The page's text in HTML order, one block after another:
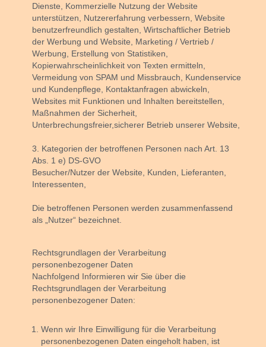
Dienste, Kommerzielle Nutzung der Website
unterstützen, Nutzererfahrung verbessern, Website
benutzerfreundlich gestalten, Wirtschaftlicher Betrieb
der Werbung und Website, Marketing / Vertrieb /
Werbung, Erstellung von Statistiken,
Kopierwahrscheinlichkeit von Texten ermitteln,
Vermeidung von SPAM und Missbrauch, Kundenservice
und Kundenpflege, Kontaktanfragen abwickeln,
Websites mit Funktionen und Inhalten bereitstellen,
Maßnahmen der Sicherheit,
Unterbrechungsfreier,sicherer Betrieb unserer Website,
3. Kategorien der betroffenen Personen nach Art. 13
Abs. 1 e) DS-GVO
Besucher/Nutzer der Website, Kunden, Lieferanten,
Interessenten,
Die betroffenen Personen werden zusammenfassend
als „Nutzer“ bezeichnet.
Rechtsgrundlagen der Verarbeitung
personenbezogener Daten
Nachfolgend Informieren wir Sie über die
Rechtsgrundlagen der Verarbeitung
personenbezogener Daten:
Wenn wir Ihre Einwilligung für die Verarbeitung
personenbezogenen Daten eingeholt haben, ist